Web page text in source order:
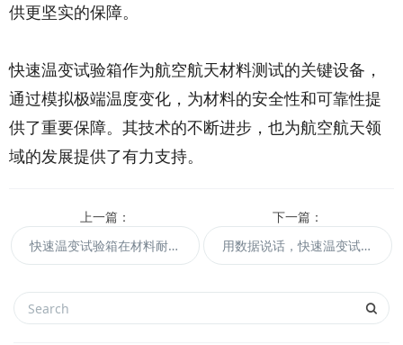
供更坚实的保障。
快速温变试验箱作为航空航天材料测试的关键设备，
通过模拟极端温度变化，为材料的安全性和可靠性提
供了重要保障。其技术的不断进步，也为航空航天领
域的发展提供了有力支持。
上一篇：
快速温变试验箱在材料耐久性评估中的核心价值
下一篇：
用数据说话，快速温变试验箱为您提供可靠的测试依据！